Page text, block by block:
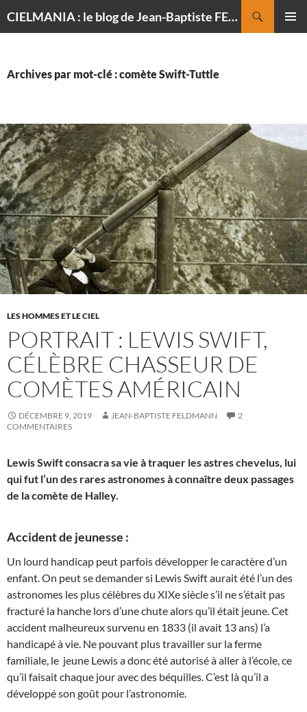
CIELMANIA : le blog de Jean-Baptiste FELDMANN, photographe du ciel
Archives par mot-clé : comète Swift-Tuttle
LES HOMMES ET LE CIEL
PORTRAIT : LEWIS SWIFT,
CÉLÈBRE CHASSEUR DE
COMÈTES AMÉRICAIN
DÉCEMBRE 9, 2019 JEAN-BAPTISTE FELDMANN
2
COMMENTAIRES
Lewis Swift consacra sa vie à traquer les astres chevelus, lui
qui fut l’un des rares astronomes à connaître deux passages
de la comète de Halley.
Accident de jeunesse :
Un lourd handicap peut parfois développer le caractère d’un
enfant. On peut se demander si Lewis Swift aurait été l’un des
astronomes les plus célèbres du XIXe siècle s’il ne s’était pas
fracturé la hanche lors d’une chute alors qu’il était jeune. Cet
accident malheureux survenu en 1833 (il avait 13 ans) l’a
handicapé à vie. Ne pouvant plus travailler sur la ferme
familiale, le jeune Lewis a donc été autorisé à aller à l’école, ce
qu’il faisait chaque jour avec des béquilles. C’est là qu’il a
développé son goût pour l’astronomie.